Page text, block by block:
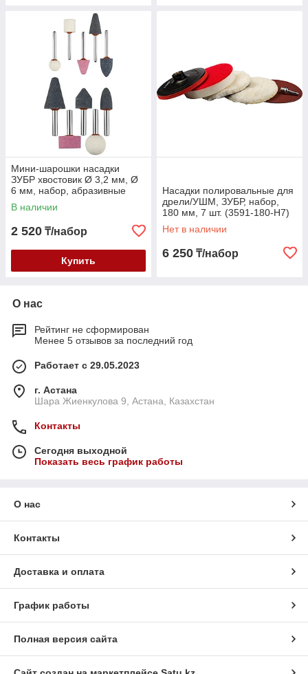
Мини-шарошки насадки
ЗУБР хвостовик Ø 3,2 мм, Ø
6 мм, набор, абразивные
(35998-H10)
В наличии
2 520 ₸/набор
Купить
Насадки полировальные для
дрели/УШМ, ЗУБР, набор,
180 мм, 7 шт. (3591-180-H7)
Нет в наличии
6 250 ₸/набор
О нас
Рейтинг не сформирован
Менее 5 отзывов за последний год
Работает с 29.05.2023
г. Астана
Шара Жиенкулова 9, Астана, Казахстан
Контакты
Сегодня выходной
Показать весь график работы
О нас
Контакты
Доставка и оплата
График работы
Полная версия сайта